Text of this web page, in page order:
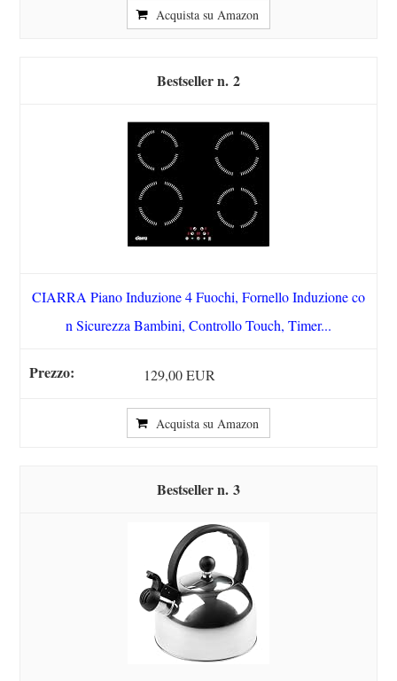
Acquista su Amazon
2
CIARRA Piano Induzione 4 Fuochi, Fornello Induzione co
n Sicurezza Bambini, Controllo Touch, Timer...
129,00 EUR
Acquista su Amazon
3